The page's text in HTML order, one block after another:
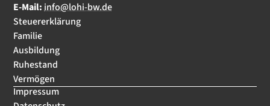
E-Mail: info@lohi-bw.de
Steuererklärung
Familie
Ausbildung
Ruhestand
Vermögen
Impressum